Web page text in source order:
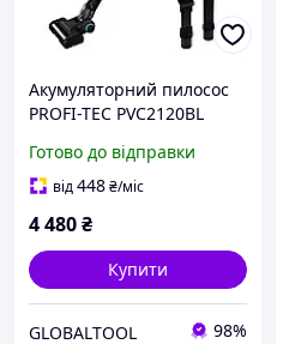
Акумуляторний пилосос
PROFI-TEC PVC2120BL
акумулятора та зарядного
пристрою)
Готово до відправки
від448₴/міс
4 480₴
Купити
GLOBALTOOL 98%